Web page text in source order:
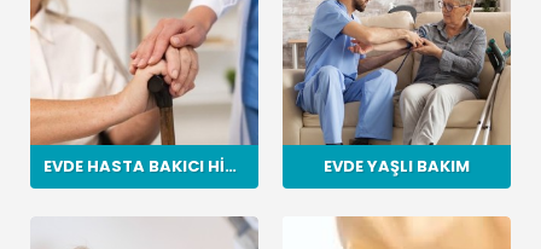
EVDE HASTA BAKICI HIZMETI EVDE YAŞLI BAKIM